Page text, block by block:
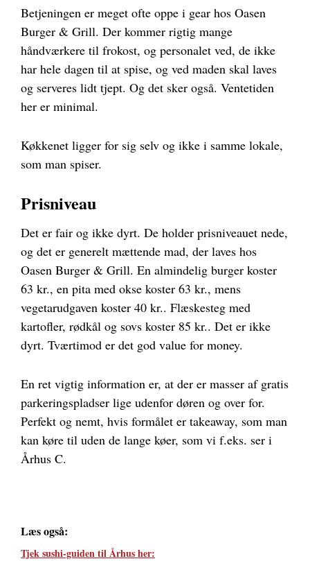
Betjeningen er meget ofte oppe i gear hos Oasen
Burger & Grill. Der kommer rigtig mange
håndværkere til frokost, og personalet ved, de ikke
har hele dagen til at spise, og ved maden skal laves
og serveres lidt tjept. Og det sker også. Ventetiden
her er minimal.
Køkkenet ligger for sig selv og ikke i samme lokale,
som man spiser.
Prisniveau
Det er fair og ikke dyrt. De holder prisniveauet nede,
og det er generelt mættende mad, der laves hos
Oasen Burger & Grill. En almindelig burger koster
63 kr., en pita med okse koster 63 kr., mens
vegetarudgaven koster 40 kr.. Flæskesteg med
kartofler, rødkål og sovs koster 85 kr.. Det er ikke
dyrt. Tværtimod er det god value for money.
En ret vigtig information er, at der er masser af gratis
parkeringspladser lige udenfor døren og over for.
Perfekt og nemt, hvis formålet er takeaway, som man
kan køre til uden de lange køer, som vi f.eks. ser i
Århus C.
Læs også:
Tjek sushi-guiden til Århus her: